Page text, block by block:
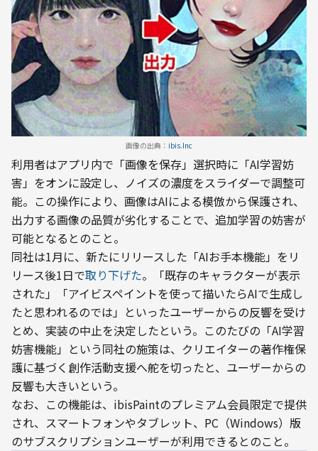
画像の出典： ibis.Inc
利用者はアプリ内で「画像を保存」選択時に「AI学習妨
害」をオンに設定し、ノイズの濃度をスライダーで調整可
能。この操作により、画像はAIによる模倣から保護され、
出力する画像の品質が劣化することで、追加学習の妨害が
可能となるとのこと。
同社は1月に、新たにリリースした「AIお手本機能」をリ
リース後1日で取り下げた。「既存のキャラクターが表示
された」「アイビスペイントを使って描いたらAIで生成し
たと思われるのでは」といったユーザーからの反響を受け
とめ、実装の中止を決定したという。このたびの「AI学習
妨害機能」という同社の施策は、クリエイターの著作権保
護に基づく創作活動支援へ舵を切ったと、ユーザーからの
反響も大きいという。
なお、この機能は、ibisPaintのプレミアム会員限定で提供
され、スマートフォンやタブレット、PC（Windows）版
のサブスクリプションユーザーが利用できるとのこと。